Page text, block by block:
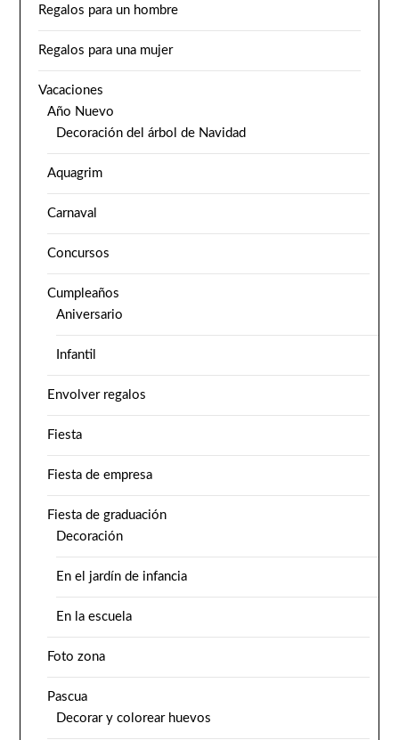
Regalos para un hombre
Regalos para una mujer
Vacaciones
Año Nuevo
Decoración del árbol de Navidad
Aquagrim
Carnaval
Concursos
Cumpleaños
Aniversario
Infantil
Envolver regalos
Fiesta
Fiesta de empresa
Fiesta de graduación
Decoración
En el jardín de infancia
En la escuela
Foto zona
Pascua
Decorar y colorear huevos